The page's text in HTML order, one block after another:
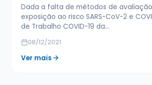
Dada a falta de métodos de
exposição ao risco SARS-CoV-2 e
de Trabalho COVID-19 da…
08/12/2021
Ver mais